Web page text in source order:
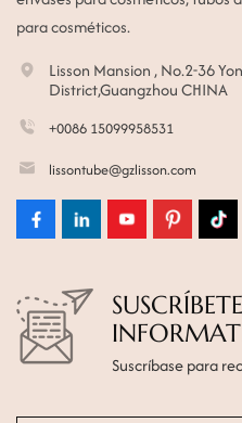
para cosméticos.
Lisson Mansion , No.2-36
District,Guangzhou CHINA
+0086 15099958531
lissontube@gzlisson.com
Suscríbase para